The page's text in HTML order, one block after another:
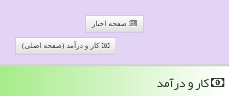
صفحه اخبار
کار و درآمد (صفحه اصلی)
كار و درآمد